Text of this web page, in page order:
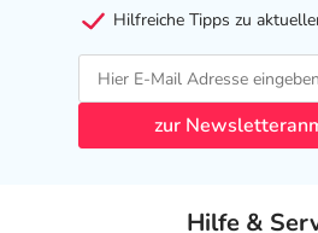
Bemerken Sie eine
Veränderung während der
an Ihren Arzt oder Apotheker.
Für die Information an dieser
Hilfreiche Tipps zu
zur
Hilfe &